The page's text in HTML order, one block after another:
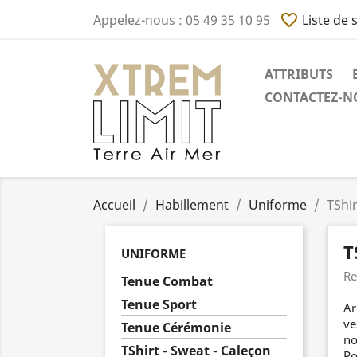
Appelez-nous : 05 49 35 10 95 favorite_border Liste de
ATTRIBUTS
CONTACTEZ-
Accueil Habillement Uniforme
UNIFORME
Tenue Combat
Tenue Sport
Tenue Cérémonie
TShirt - Sweat - Caleçon